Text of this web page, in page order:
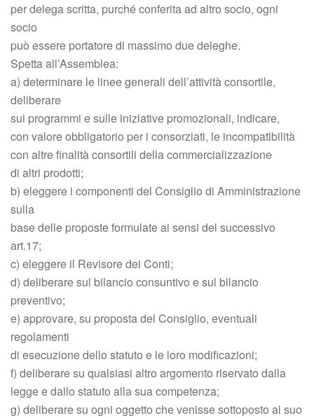
per delega scritta, purché conferita ad altro socio, ogni
socio
può essere portatore di massimo due deleghe.
Spetta all’Assemblea:
a) determinare le linee generali dell’attività consortile,
deliberare
sui programmi e sulle iniziative promozionali, indicare,
con valore obbligatorio per i consorziati, le incompatibilità
con altre finalità consortili della commercializzazione
di altri prodotti;
b) eleggere i componenti del Consiglio di Amministrazione
sulla
base delle proposte formulate ai sensi del successivo
art.17;
c) eleggere il Revisore dei Conti;
d) deliberare sul bilancio consuntivo e sul bilancio
preventivo;
e) approvare, su proposta del Consiglio, eventuali
regolamenti
di esecuzione dello statuto e le loro modificazioni;
f) deliberare su qualsiasi altro argomento riservato dalla
legge e dallo statuto alla sua competenza;
g) deliberare su ogni oggetto che venisse sottoposto al suo